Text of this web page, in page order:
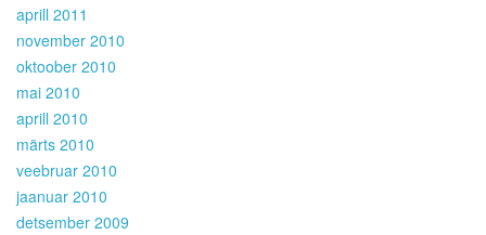
aprill 2011
november 2010
oktoober 2010
mai 2010
aprill 2010
märts 2010
veebruar 2010
jaanuar 2010
detsember 2009